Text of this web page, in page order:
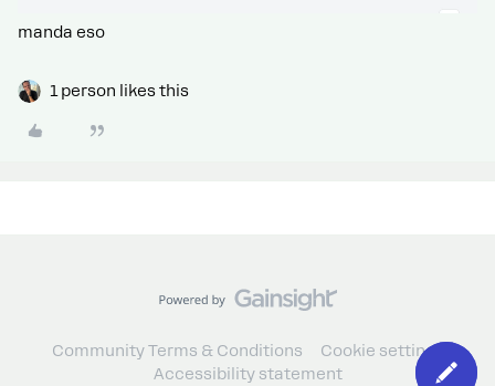
manda eso
1 person likes this
Community Terms & Conditions
Cookie settings
Accessibility statement